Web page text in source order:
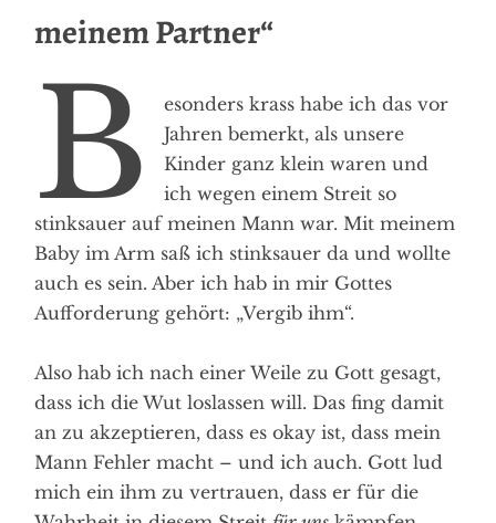
meinem Partner“
B
esonders krass habe ich das vor
Jahren bemerkt, als unsere
Kinder ganz klein waren und
ich wegen einem Streit so
stinksauer auf meinen Mann war. Mit meinem
Baby im Arm saß ich stinksauer da und wollte
auch es sein. Aber ich hab in mir Gottes
Aufforderung gehört: „Vergib ihm“.
Also hab ich nach einer Weile zu Gott gesagt,
dass ich die Wut loslassen will. Das fing damit
an zu akzeptieren, dass es okay ist, dass mein
Mann Fehler macht – und ich auch. Gott lud
mich ein ihm zu vertrauen, dass er für die